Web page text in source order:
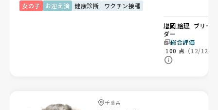
女の子
お迎え済 健康診断 ワクチン接種
増岡 絵理
ブリー
ダー
総合評価
100 点 （12/12）
千葉県